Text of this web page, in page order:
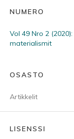
NUMERO
Vol 49 Nro 2
materialismit
OSASTO
Artikkelit
LISENSSI